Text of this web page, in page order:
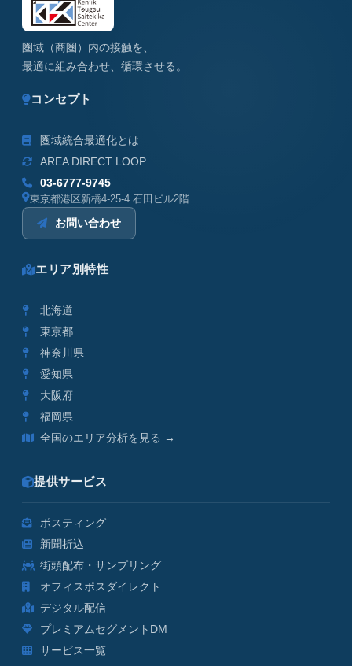
圏域（商圏）内の接触を、
最適に組み合わせ、循環させる。
コンセプト
圏域統合最適化とは
AREA DIRECT LOOP
03-6777-9745
東京都港区新橋4-25-4 石田ビル2階
お問い合わせ
エリア別特性
北海道
東京都
神奈川県
愛知県
大阪府
福岡県
全国のエリア分析を見る →
提供サービス
ポスティング
新聞折込
街頭配布・サンプリング
オフィスポスダイレクト
デジタル配信
プレミアムセグメントDM
サービス一覧